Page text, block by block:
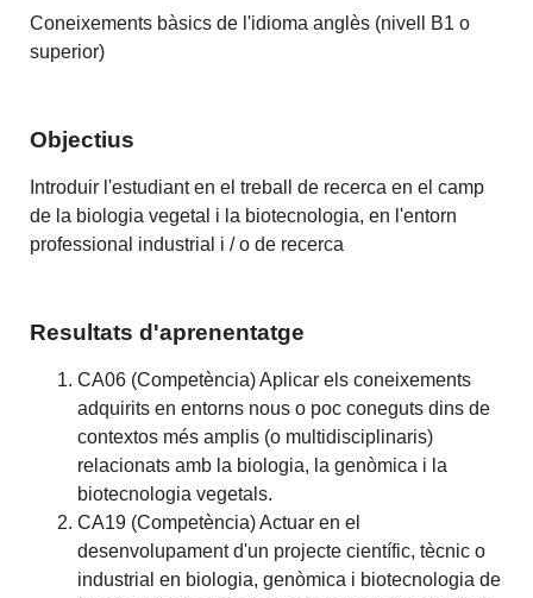
Coneixements bàsics de l'idioma anglès (nivell B1 o
superior)
Objectius
Introduir l'estudiant en el treball de recerca en el camp
de la biologia vegetal i la biotecnologia, en l'entorn
professional industrial i / o de recerca
Resultats d'aprenentatge
CA06 (Competència) Aplicar els coneixements
adquirits en entorns nous o poc coneguts dins de
contextos més amplis (o multidisciplinaris)
relacionats amb la biologia, la genòmica i la
biotecnologia vegetals.
CA19 (Competència) Actuar en el
desenvolupament d'un projecte científic, tècnic o
industrial en biologia, genòmica i biotecnologia de